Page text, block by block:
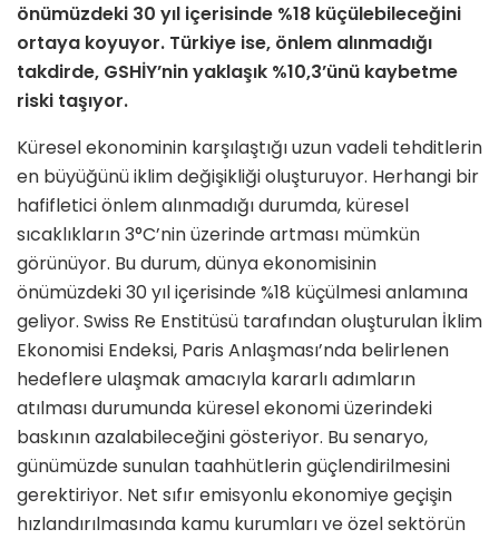
önümüzdeki 30 yıl içerisinde %18 küçülebileceğini
ortaya koyuyor. Türkiye ise, önlem alınmadığı
takdirde, GSHİY’nin yaklaşık %10,3’ünü kaybetme
riski taşıyor.
Küresel ekonominin karşılaştığı uzun vadeli tehditlerin
en büyüğünü iklim değişikliği oluşturuyor. Herhangi bir
hafifletici önlem alınmadığı durumda, küresel
sıcaklıkların 3°C’nin üzerinde artması mümkün
görünüyor. Bu durum, dünya ekonomisinin
önümüzdeki 30 yıl içerisinde %18 küçülmesi anlamına
geliyor. Swiss Re Enstitüsü tarafından oluşturulan İklim
Ekonomisi Endeksi, Paris Anlaşması’nda belirlenen
hedeflere ulaşmak amacıyla kararlı adımların
atılması durumunda küresel ekonomi üzerindeki
baskının azalabileceğini gösteriyor. Bu senaryo,
günümüzde sunulan taahhütlerin güçlendirilmesini
gerektiriyor. Net sıfır emisyonlu ekonomiye geçişin
hızlandırılmasında kamu kurumları ve özel sektörün